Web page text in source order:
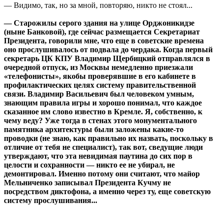
— Видимо, так, но за мной, повторяю, никто не стоял...
— Старожилы серого здания на улице Орджоникидзе
(ныне Банковой), где сейчас размещается Секретариат
Президента, говорили мне, что еще в советские времена
оно прослушивалось от подвала до чердака. Когда первый
секретарь ЦК КПУ Владимир Щербицкий отправлялся в
очередной отпуск, из Москвы немедленно приезжали
«телефонисты», якобы проверявшие в его кабинете в
профилактических целях систему правительственной
связи. Владимир Васильевич был человеком умным,
знающим правила игры и хорошо понимал, что каждое
сказанное им слово известно в Кремле. Я, собственно, к
чему веду? Уже тогда в стенах этого монументального
памятника архитектуры были заложены какие-то
проводки (не знаю, как правильно их назвать, поскольку в
отличие от тебя не специалист), так вот, сведущие люди
утверждают, что эта невидимая паутина до сих пор в
целости и сохранности — никто ее не убирал, не
демонтировал. Именно потому они считают, что майор
Мельниченко записывал Президента Кучму не
посредством диктофона, а именно через ту, еще советскую
систему прослушивания...